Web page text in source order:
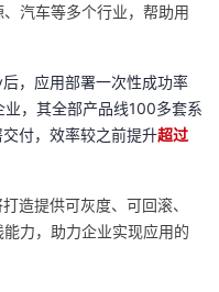
汽车等多个行业，帮助用
，应用部署一次性成功率
，其全部产品线100多套系
付，效率较之前提升超过
造提供可灰度、可回滚、
力，助力企业实现应用的